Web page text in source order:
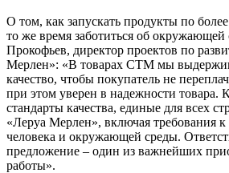
О том, как запускать продукты по
то же время заботиться об окружающей
Прокофьев, директор проектов по
Мерлен»: «В товарах СТМ мы
качество, чтобы покупатель не
при этом уверен в надежности
стандарты качества, единые для всех
«Леруа Мерлен», включая требования к
человека и окружающей среды.
предложение – один из важнейших
работы».